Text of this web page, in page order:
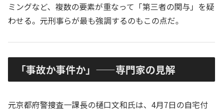
ミングなど、複数の要素が重なって「第三者の関与」を疑
わせる。元刑事らが最も強調するのもこの点だ。
「事故か事件か」——専門家の見解
元京都府警捜査一課長の樋口文和氏は、4月7日の自宅付